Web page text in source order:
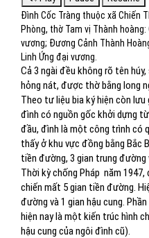
Đình Cốc Tràng thuộc xã Chiến
Phòng, thờ Tam vị Thành
vương; Đương Cảnh Thành
Linh Ứng đại vương.
Cả 3 ngài đều không rõ tên
hỏng nát, được thờ bằng long
Theo tư liệu bia ký hiện còn
đình có nguồn gốc khởi dựng
đầu, đình là một công trình có
thấy ở khu vực đồng bằng Bắc
tiền đường, 3 gian trung đường
Thời kỳ chống Pháp năm
chiến mất 5 gian tiền đường.
đường và 1 gian hậu cung.
hiện nay là một kiến trúc hình
hậu cung của ngôi đình cũ).